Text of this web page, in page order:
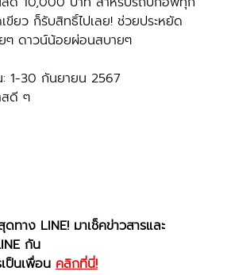
ขียว ก็รับสิทธิ์ไปเลย! ช่วยประหยัด
ๆ ดาวน์น้อยผ่อนสบายๆ
น: 1-30 กันยายน 2567
สดี ๆ
ทาง LINE! มาเช็คข่าวสารและ
กัน
ป็นเพื่อน คลิกที่นี่!